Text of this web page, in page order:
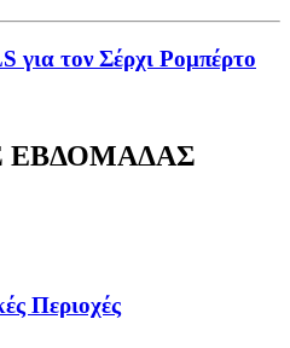
για τον Σέρχι Ρομπέρτο
ΕΒΔΟΜΑΔΑΣ
Περιοχές